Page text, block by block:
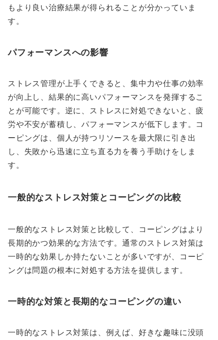
もより良い治療結果が得られることが分かっていま
す。
パフォーマンスへの影響
ストレス管理が上手くできると、集中力や仕事の効率
が向上し、結果的に高いパフォーマンスを発揮するこ
とが可能です。逆に、ストレスに対処できないと、疲
労や不安が蓄積し、パフォーマンスが低下します。コ
ーピングは、個人が持つリソースを最大限に引き出
し、失敗から迅速に立ち直る力を養う手助けをしま
す。
一般的なストレス対策とコーピングの比較
一般的なストレス対策と比較して、コーピングはより
長期的かつ効果的な方法です。通常のストレス対策は
一時的な効果しか持たないことが多いですが、コーピ
ングは問題の根本に対処する方法を提供します。
一時的な対策と長期的なコーピングの違い
一時的なストレス対策は、例えば、好きな趣味に没頭